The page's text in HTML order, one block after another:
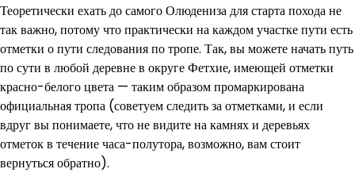
Теоретически ехать до самого Олюдениза для старта похода не
так важно, потому что практически на каждом участке пути есть
отметки о пути следования по тропе. Так, вы можете начать путь
по сути в любой деревне в округе Фетхие, имеющей отметки
красно-белого цвета — таким образом промаркирована
официальная тропа (советуем следить за отметками, и если
вдруг вы понимаете, что не видите на камнях и деревьях
отметок в течение часа-полутора, возможно, вам стоит
вернуться обратно).